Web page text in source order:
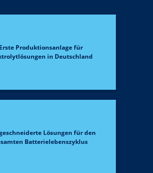
Erste Produktionsanlage für
in Deutschland
Lösungen für den
Batterielebenszyklus